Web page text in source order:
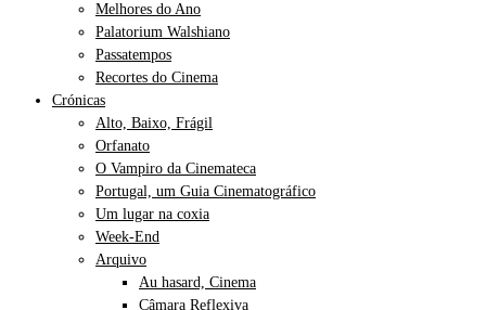
Melhores do Ano
Palatorium Walshiano
Passatempos
Recortes do Cinema
Crónicas
Alto, Baixo, Frágil
Orfanato
O Vampiro da Cinemateca
Portugal, um Guia Cinematográfico
Um lugar na coxia
Week-End
Arquivo
Au hasard, Cinema
Câmara Reflexiva